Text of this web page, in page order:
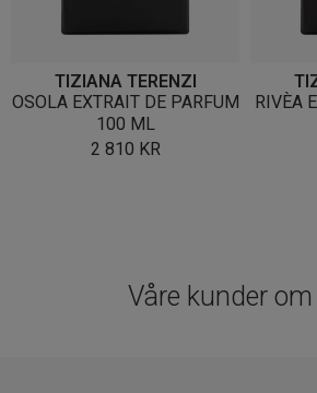
TIZIANA TERENZI
OSOLA EXTRAIT DE PARFUM
100 ML
2 810 KR
RIVÈA
Våre kunder